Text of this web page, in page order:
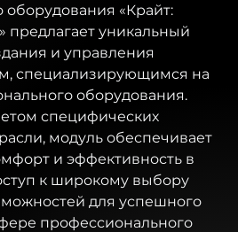
«Крайт:
предлагает уникальный
и управления
специализирующимся на
оборудования.
специфических
модуль обеспечивает
и эффективность в
к широкому выбору
для успешного
профессионального